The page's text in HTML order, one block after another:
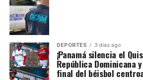
DEPORTES 3 días ago
¡Panamá silencia el
República Dominicana
final del béisbol